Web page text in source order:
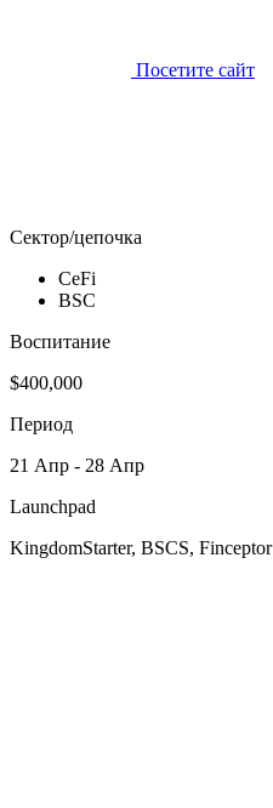
Посетите сайт
Сектор/цепочка
CeFi
BSC
Воспитание
$400,000
Период
21 Апр - 28 Апр
Launchpad
KingdomStarter, BSCS, Finceptor